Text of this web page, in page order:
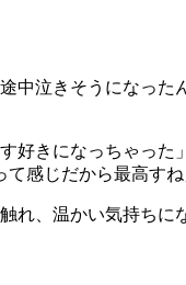
中泣きそうになっ
きになっちゃっ
感じだから最高す
、温かい気持ちに